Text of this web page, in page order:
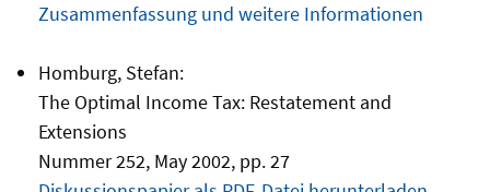
Zusammenfassung und weitere Informationen
Homburg, Stefan:
The Optimal Income Tax: Restatement and
Extensions
Nummer 252, May 2002, pp. 27